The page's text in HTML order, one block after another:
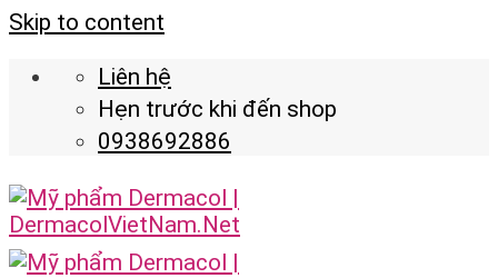
Skip to content
Liên hệ
Hẹn trước khi đến shop
0938692886